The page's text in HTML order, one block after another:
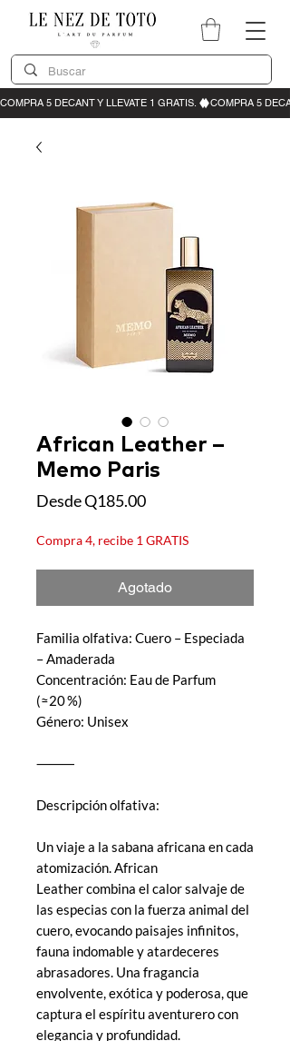
African Leather –
Memo Paris
DesdeQ185.00Precio de oferta
Compra 4, recibe 1 GRATIS
Agotado
Familia olfativa: Cuero – Especiada
– Amaderada
Concentración: Eau de Parfum
(≈20 %)
Género: Unisex
⸻
Descripción olfativa:
Un viaje a la sabana africana en cada
atomización. African
Leather combina el calor salvaje de
las especias con la fuerza animal del
cuero, evocando paisajes infinitos,
fauna indomable y atardeceres
abrasadores. Una fragancia
envolvente, exótica y poderosa, que
captura el espíritu aventurero con
elegancia y profundidad.